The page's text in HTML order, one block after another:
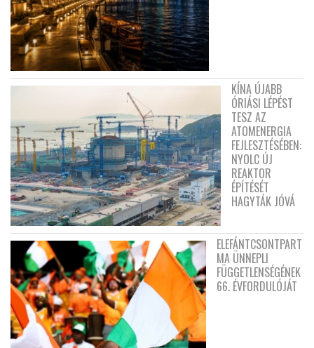
KÍNA ÚJABB
ÓRIÁSI LÉPÉST
TESZ AZ
ATOMENERGIA
FEJLESZTÉSÉBEN:
NYOLC ÚJ
REAKTOR
ÉPÍTÉSÉT
HAGYTÁK JÓVÁ
ELEFÁNTCSONTPART
MA ÜNNEPLI
FÜGGETLENSÉGÉNEK
66. ÉVFORDULÓJÁT